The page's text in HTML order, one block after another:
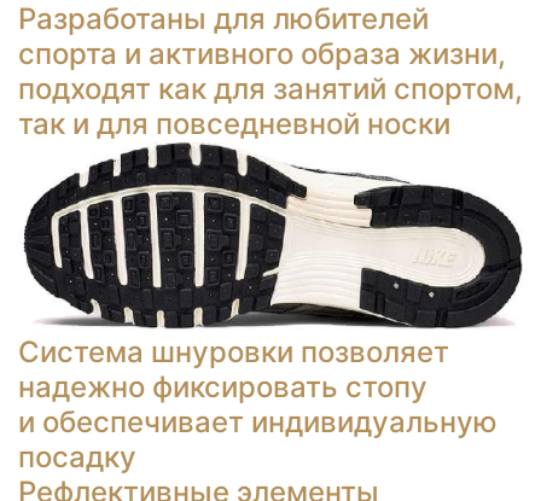
Разработаны для любителей
спорта и активного образа жизни,
подходят как для занятий спортом,
так и для повседневной носки
Система шнуровки позволяет
надежно фиксировать стопу
и обеспечивает индивидуальную
посадку
Рефлективные элементы